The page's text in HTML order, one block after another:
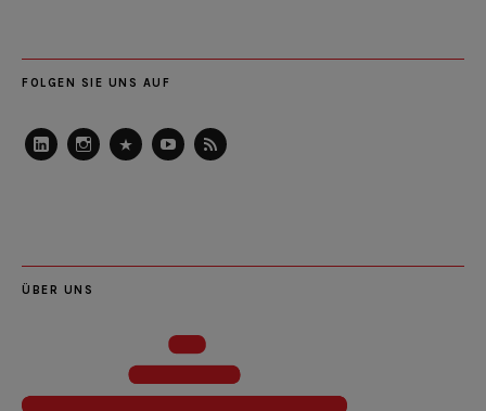
FOLGEN SIE UNS AUF
ÜBER UNS